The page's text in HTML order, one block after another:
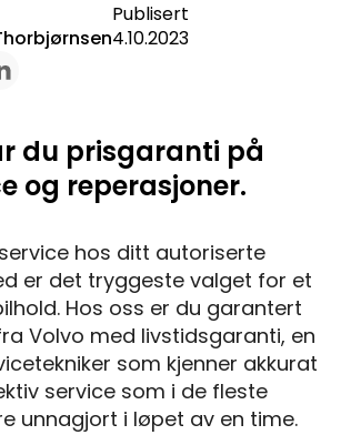
Publisert
4.10.2023
du prisgaranti på
og reperasjoner.
hos ditt autoriserte
er det tryggeste valget for et
Hos oss er du garantert
Volvo med livstidsgaranti, en
som kjenner akkurat
service som i de fleste
unnagjort i løpet av en time.